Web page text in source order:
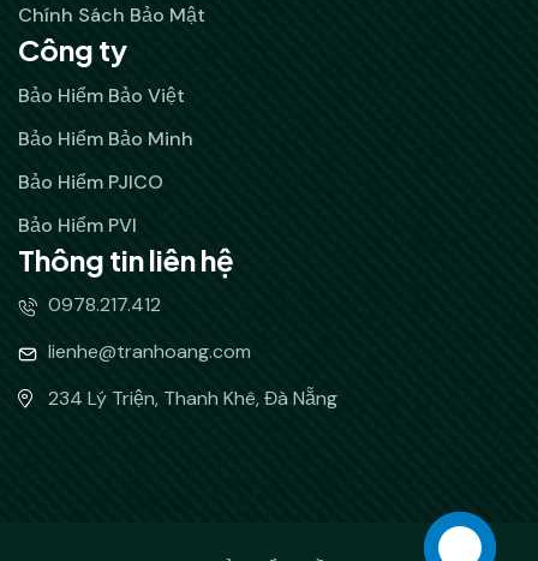
Chính Sách Bảo Mật
Công ty
Bảo Hiểm Bảo Việt
Bảo Hiểm Bảo Minh
Bảo Hiểm PJICO
Bảo Hiểm PVI
Thông tin liên hệ
0978.217.412
lienhe@tranhoang.com
234 Lý Triện, Thanh Khê, Đà Nẵng